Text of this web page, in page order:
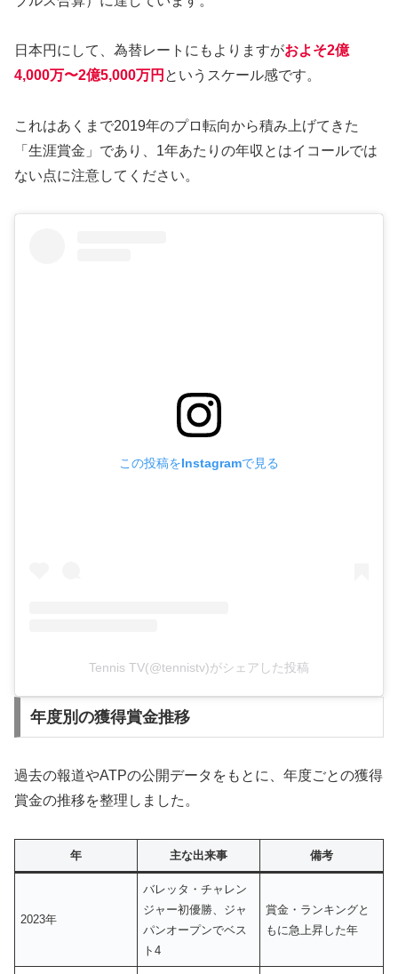
日本円にして、為替レートにもよりますがおよそ2億
4,000万〜2億5,000万円 というスケール感です。
これはあくまで2019年のプロ転向から積み上げてきた
「生涯賞金」であり、1年あたりの年収とはイコールでは
ない点に注意してください。
この投稿をInstagramで見る
Tennis TV(@tennistv)がシェアした投稿
年度別の獲得賞金推移
過去の報道やATPの公開データをもとに、年度ごとの獲得
賞金の推移を整理しました。
年 主な出来事 備考
2023年
バレッタ・チャレン
ジャー初優勝、ジャ
パンオープンでベス
ト4
賞金・ランキングと
もに急上昇した年